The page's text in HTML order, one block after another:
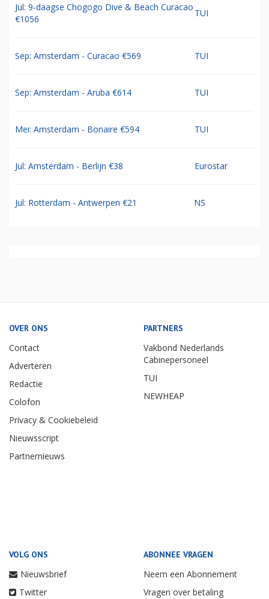
Jul: 9-daagse Chogogo Dive & Beach Curacao
€1056
TUI
Sep: Amsterdam - Curacao €569 TUI
Sep: Amsterdam - Aruba €614 TUI
Mei: Amsterdam - Bonaire €594 TUI
Jul: Amsterdam - Berlijn €38 Eurostar
Jul: Rotterdam - Antwerpen €21 NS
OVER ONS
Contact
Adverteren
Redactie
Colofon
Privacy & Cookiebeleid
Nieuwsscript
Partnernieuws
PARTNERS
Vakbond Nederlands
Cabinepersoneel
TUI
NEWHEAP
VOLG ONS
Nieuwsbrief
Twitter
ABONNEE VRAGEN
Neem een Abonnement
Vragen over betaling